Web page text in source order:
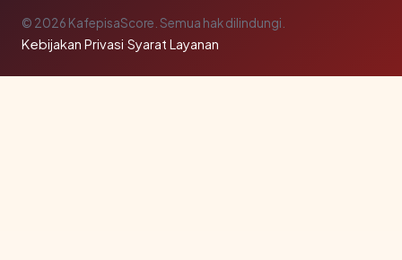
© 2026 KafepisaScore. Semua hak dilindungi.
Kebijakan Privasi·Syarat Layanan